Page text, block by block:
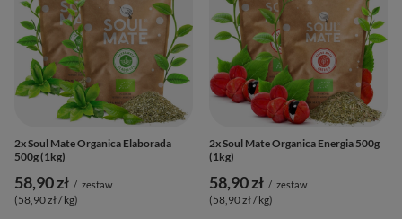
2x Soul Mate Organica Elaborada
500g (1kg)
58,90 zł / zestaw
(58,90 zł / kg)
2x Soul Mate Organica Energia 500g
(1kg)
58,90 zł / zestaw
(58,90 zł / kg)